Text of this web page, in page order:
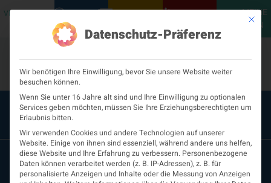
VERANSTALTUNGENPODCASTS NEUROLOGISCH KONTAKT
MEINE
ÖGN
Mit
Datenschutz-Präferenz
Wir benötigen Ihre Einwilligung, bevor Sie unsere Website weiter
besuchen können.
Wenn Sie unter 16 Jahre alt sind und Ihre Einwilligung zu optionalen
Services geben möchten, müssen Sie Ihre Erziehungsberechtigten um
Erlaubnis bitten.
Wir verwenden Cookies und andere Technologien auf unserer
Website. Einige von ihnen sind essenziell, während andere uns helfen,
diese Website und Ihre Erfahrung zu verbessern. Personenbezogene
Daten können verarbeitet werden (z. B. IP-Adressen), z. B. für
personalisierte Anzeigen und Inhalte oder die Messung von Anzeigen